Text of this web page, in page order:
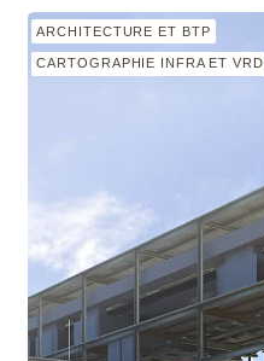
ARCHITECTURE ET BTP
CARTOGRAPHIE INFRA ET VRD